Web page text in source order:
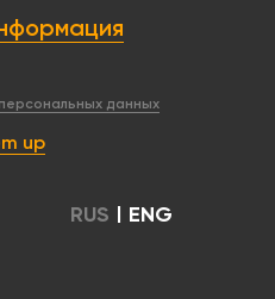
данных
up
RUS | ENG